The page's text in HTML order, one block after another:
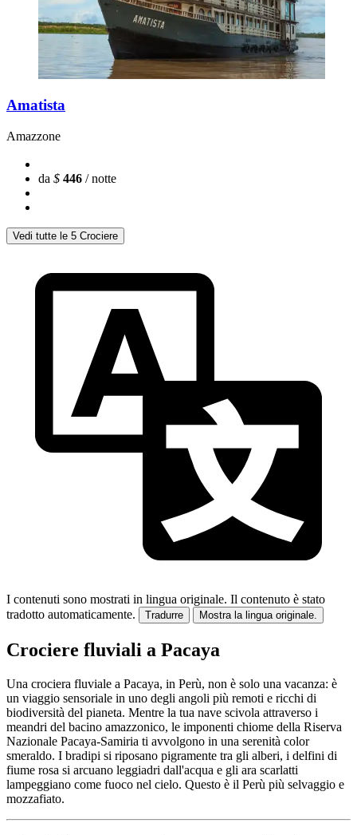
Amatista
Amazzone
da $ 446 / notte
Vedi tutte le 5 Crociere
I contenuti sono mostrati in lingua originale. Il contenuto è stato
tradotto automaticamente.
Tradurre Mostra la lingua originale.
Crociere fluviali a Pacaya
Una crociera fluviale a Pacaya, in Perù, non è solo una vacanza: è
un viaggio sensoriale in uno degli angoli più remoti e ricchi di
biodiversità del pianeta. Mentre la tua nave scivola attraverso i
meandri del bacino amazzonico, le imponenti chiome della Riserva
Nazionale Pacaya-Samiria ti avvolgono in una serenità color
smeraldo. I bradipi si riposano pigramente tra gli alberi, i delfini di
fiume rosa si arcuano leggiadri dall'acqua e gli ara scarlatti
lampeggiano come fuoco nel cielo. Questo è il Perù più selvaggio e
mozzafiato.